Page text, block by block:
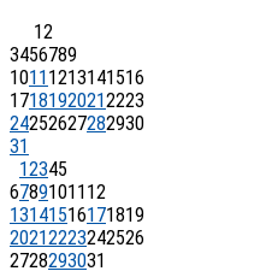
12
3456789
1011 1213141516
17181920212223
24252627282930
31
12345
67891011 12
13141516171819
20212223242526
2728293031